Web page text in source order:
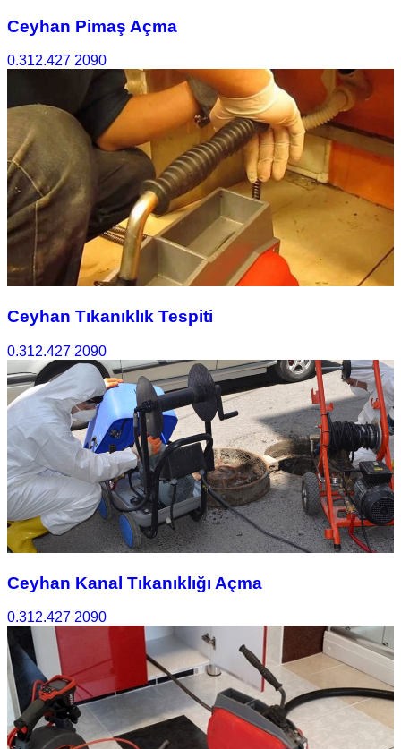
Ceyhan Pimaş Açma
0.312.427 2090
Ceyhan Tıkanıklık Tespiti
0.312.427 2090
Ceyhan Kanal Tıkanıklığı Açma
0.312.427 2090